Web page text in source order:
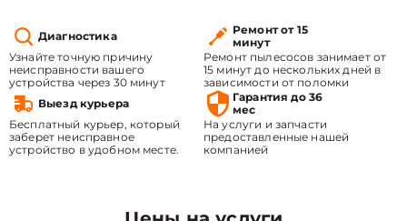
Диагностика
Узнайте точную причину
неисправности вашего
устройства через 30 минут
Ремонт от 15
минут
Ремонт пылесосов занимает от
15 минут до нескольких дней в
зависимости от поломки
Выезд курьера
Бесплатный курьер, который
заберет неисправное
устройство в удобном месте.
Гарантия до 36
мес
На услуги и запчасти
предоставленные нашей
компанией